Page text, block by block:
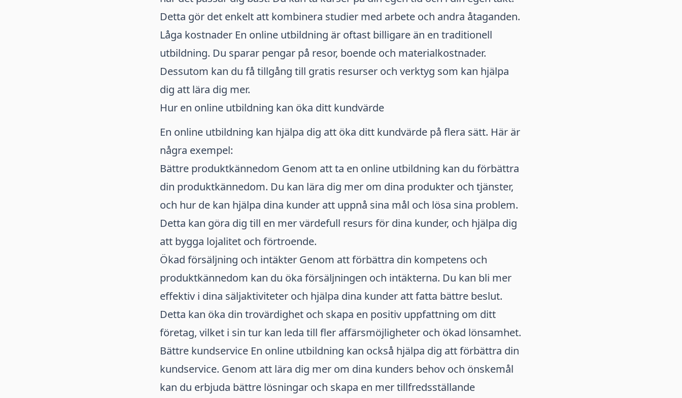
Detta gör det enkelt att kombinera studier med arbete och andra åtaganden.
Låga kostnader En online utbildning är oftast billigare än en traditionell
utbildning. Du sparar pengar på resor, boende och materialkostnader.
Dessutom kan du få tillgång till gratis resurser och verktyg som kan hjälpa
dig att lära dig mer.
Hur en online utbildning kan öka ditt kundvärde
En online utbildning kan hjälpa dig att öka ditt kundvärde på flera sätt. Här är
några exempel:
Bättre produktkännedom Genom att ta en online utbildning kan du förbättra
din produktkännedom. Du kan lära dig mer om dina produkter och tjänster,
och hur de kan hjälpa dina kunder att uppnå sina mål och lösa sina problem.
Detta kan göra dig till en mer värdefull resurs för dina kunder, och hjälpa dig
att bygga lojalitet och förtroende.
Ökad försäljning och intäkter Genom att förbättra din kompetens och
produktkännedom kan du öka försäljningen och intäkterna. Du kan bli mer
effektiv i dina säljaktiviteter och hjälpa dina kunder att fatta bättre beslut.
Detta kan öka din trovärdighet och skapa en positiv uppfattning om ditt
företag, vilket i sin tur kan leda till fler affärsmöjligheter och ökad lönsamhet.
Bättre kundservice En online utbildning kan också hjälpa dig att förbättra din
kundservice. Genom att lära dig mer om dina kunders behov och önskemål
kan du erbjuda bättre lösningar och skapa en mer tillfredsställande